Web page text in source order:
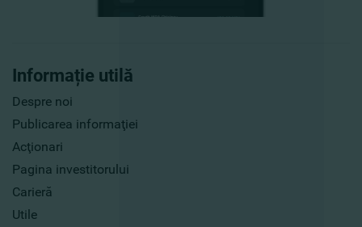
Informație utilă
Despre noi
Publicarea informaţiei
Acţionari
Pagina investitorului
Carieră
Utile